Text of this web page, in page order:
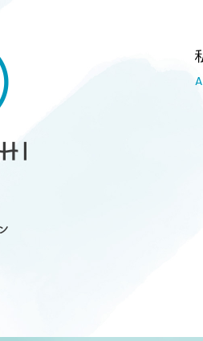
熊本市の訪問看護・リハビリ・